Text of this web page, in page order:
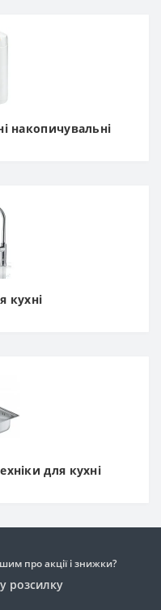
накопичувальні
кухні
для кухні
про акції і знижки?
розсилку